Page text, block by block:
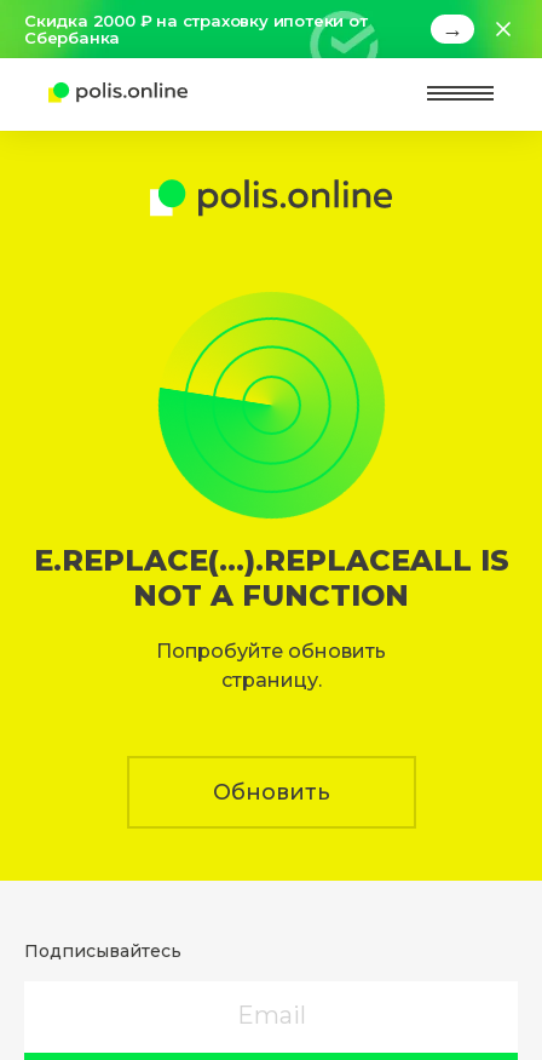
Скидка 2000 ₽ на страховку ипотеки от
Сбербанка
→
E.REPLACE(...).REPLACEALL IS
NOT A FUNCTION
Попробуйте обновить
страницу.
Обновить
Подписывайтесь